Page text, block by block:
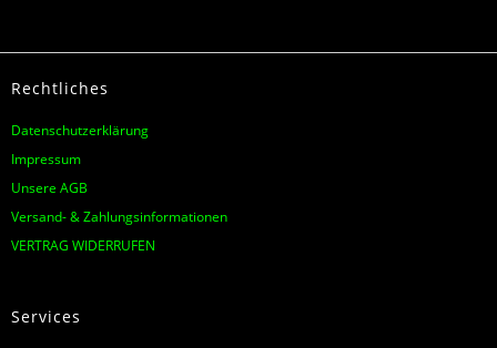
Rechtliches
Datenschutzerklärung
Impressum
Unsere AGB
Versand- & Zahlungsinformationen
VERTRAG WIDERRUFEN
Services